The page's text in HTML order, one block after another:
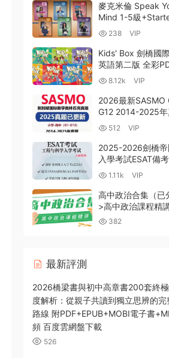
麥克米倫 Speak
Mind 1-5級
PDF電子版學生書
練習冊測試 音頻視
度雲網盤下載
238 VIP
Kids' Box 劍橋國
英語第二版 全彩
MP3音頻 MP4視頻
軟件 外教精講課 百
盤下載-14GB
8.12k VIP
2026最新SASMO
G12 2014-2025年
答案解析資料合集
析與備考指南 PDF
百度雲網盤下載
512 VIP
2025-2026劍橋帝
入學考試ESAT備
集 曆年真題+答案
方考試指南+規範+
+模拟題PDF電子
1.11k VIP
高中政治合集（已
>高中政治課程精
輔導+課程技巧+經
382
最新評測
2026橋梁書與初中高章書200套終
度解析：從親子共讀到獨立思辨的完
路線 附PDF+EPUB+MOBI電子書
頻 百度雲網盤下載
526